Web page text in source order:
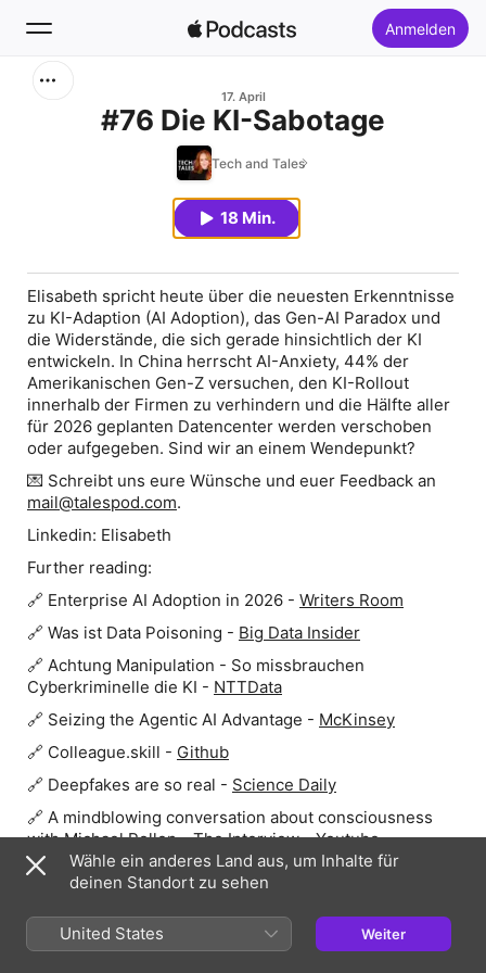
Anmelden
17. April
#76 Die KI-Sabotage
Tech and Tales
18 Min.
Elisabeth spricht heute über die neuesten Erkenntnisse
zu KI-Adaption (AI Adoption), das Gen-AI Paradox und
die Widerstände, die sich gerade hinsichtlich der KI
entwickeln. In China herrscht AI-Anxiety, 44% der
Amerikanischen Gen-Z versuchen, den KI-Rollout
innerhalb der Firmen zu verhindern und die Hälfte aller
für 2026 geplanten Datencenter werden verschoben
oder aufgegeben. Sind wir an einem Wendepunkt?
💌 Schreibt uns eure Wünsche und euer Feedback an
mail@talespod.com.
Linkedin: Elisabeth
Further reading:
🔗 Enterprise AI Adoption in 2026 - Writers Room
🔗 Was ist Data Poisoning - Big Data Insider
🔗 Achtung Manipulation - So missbrauchen
Cyberkriminelle die KI - NTTData
🔗 Seizing the Agentic AI Advantage - McKinsey
🔗 Colleague.skill - Github
🔗 Deepfakes are so real - Science Daily
🔗 A mindblowing conversation about consciousness
with Michael Pollen - The Interview -Youtube
Wähle ein anderes Land aus, um Inhalte für
deinen Standort zu sehen
United States Weiter